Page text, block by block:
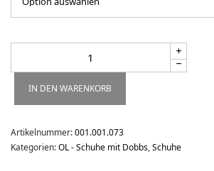
IN DEN WARENKORB
Artikelnummer:001.001.073
Kategorien:OL - Schuhe mit Dobbs,Schuhe
Kartenaufnahme
Medizinische Artikel
Schuhe
Ski-OL / Bike-OL
Stirnlampen